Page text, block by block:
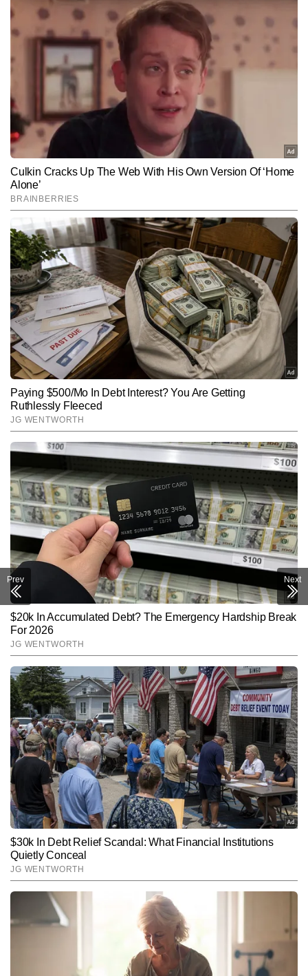
समीर कुमार ठाकुर AUTHOR
समीर कुमार ठाकुर टाइम्स नाउ नवभारत डिजिटल की स्पोर्ट्स टीम के सदस्य हैं।
करीब 10 वर्षों के पत्रकारिता अनुभव के साथ वे न केवल क्रिकेट, बल्कि हॉकी,
फुटबॉल, बैडमिंटन और अन्य प्रमुख खेलों की गहरी समझ रखते हैं। खेलों की
बारीकियों को पकड़ने, खिलाड़ियों के प्रदर्शन का विश्लेषण करने और मैच
परिस्थितियों को सरल व रोचक अंदाज में समझाने की उनकी क्षमता उन्हें स्पोर्ट्स बीट
का एक भरोसेमंद पत्रकार बनाती है। जर्नलिज़्म में डिप्लोमा कर चुके समीर ने टीवी
मीडिया में भी काम किया है, जिससे उन्हें लाइव न्यूज प्रेजेंटेशन, ब्रेकिंग अपडेट्स
और विजुअल स्टोरीटेलिंग का अनुभव मिला। समीर अब तक 10,000 से अधिक
आर्टिकल्स लिख चुके हैं, जिनमें कई एक्सक्लूसिव स्पोर्ट्स इंटरव्यू, ऑन-ग्राउंड
रिपोर्टिंग और मैच व सीरीज आधारित विश्लेषण शामिल हैं।
Subscribe to our daily Newsletter!
SUBMIT
Prev Next